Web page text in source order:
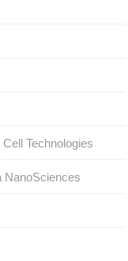
Technologies
NanoSciences